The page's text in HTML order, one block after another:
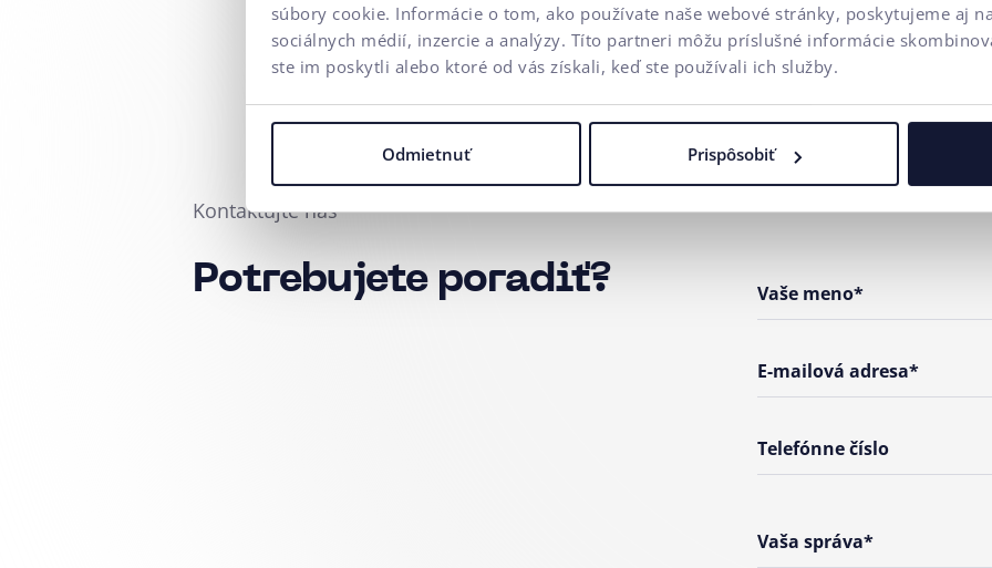
súbory cookie. Informácie o tom, ako používate naše webové stránky, poskytujeme aj
sociálnych médií, inzercie a analýzy. Títo partneri môžu príslušné informácie
ste im poskytli alebo ktoré od vás získali, keď ste používali ich služby.
Odmietnuť Prispôsobiť
Kontaktujte nás
Potrebujete poradiť? Vaše meno*
E-mailová adresa*
Telefónne číslo
Vaša správa*